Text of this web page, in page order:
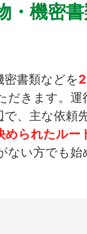
・機密
密書類などを
だきます。運
で、主な依頼
められたルー
ない方でも